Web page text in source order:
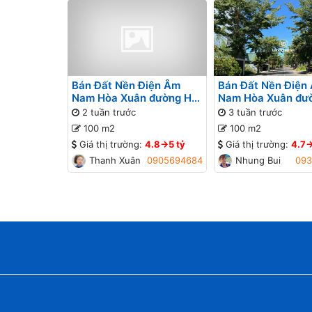
Bán Đất Nền Điện Âm
Nam Hòa Xuân đường Hói
Kiểng 8 B2-38 lô 1x - Gần
đường Nguyễn Phước Lan
2 tuần trước
100 m2
Giá thị trường: 4.8->5 tỷ
Thanh Xuân
0905694684
Bán Đất Nền Điện
Nam Hòa Xuân
Kiểng 8 B2-38 lô
đường Nguyễn
3 tuần trước
100 m2
Giá thị trường: 4.7-
Nhung Bui